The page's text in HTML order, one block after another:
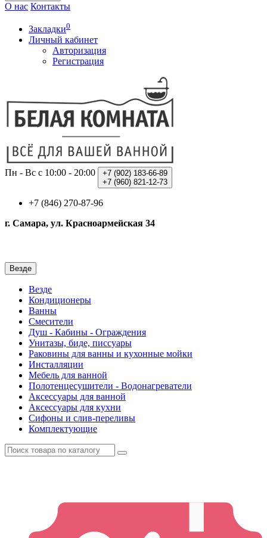
О нас Контакты
Закладки0
Личный кабинет
Авторизация
Регистрация
Пн - Вс с 10:00 - 20:00 +7 (902) 183-66-89
+7 (960) 821-12-73
+7 (846) 270-87-96
г. Самара, ул. Красноармейская 34
Везде
Везде
Кондиционеры
Ванны
Смесители
Душ - Кабины - Ограждения
Унитазы, биде, писсуары
Раковины для ванны и кухонные мойки
Инсталляции
Мебель для ванной
Полотенцесушители - Водонагреватели
Аксессуары для ванной
Аксессуары для кухни
Сифоны и слив-переливы
Комплектующие